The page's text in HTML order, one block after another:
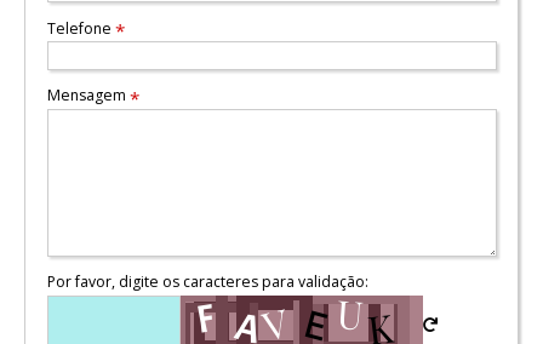
Telefone *
Mensagem *
Por favor, digite os caracteres para validação: